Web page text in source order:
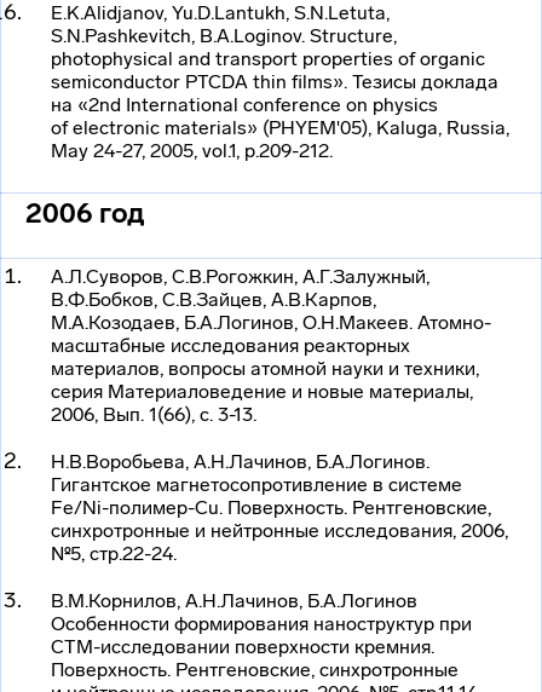
E.K.Alidjanov, Yu.D.Lantukh, S.N.Letuta,
S.N.Pashkevitch, B.A.Loginov. Structure,
photophysical and transport properties of organic
semiconductor PTCDA thin films». Тезисы доклада
на «2nd International conference on physics
of electronic materials» (PHYEM'05), Kaluga, Russia,
May 24-27, 2005, vol.1, р.209-212.
2006 год
А.Л.Суворов, С.В.Рогожкин, А.Г.Залужный,
В.Ф.Бобков, С.В.Зайцев, А.В.Карпов,
М.А.Козодаев, Б.А.Логинов, О.Н.Макеев. Атомно-
масштабные исследования реакторных
материалов, вопросы атомной науки и техники,
серия Материаловедение и новые материалы,
2006, Вып. 1(66), с. 3-13.
Н.В.Воробьева, А.Н.Лачинов, Б.А.Логинов.
Гигантское магнетосопротивление в системе
Fe/Ni-полимер-Cu. Поверхность. Рентгеновские,
синхротронные и нейтронные исследования, 2006,
№5, стр.22-24.
В.М.Корнилов, А.Н.Лачинов, Б.А.Логинов
Особенности формирования наноструктур при
СТМ-исследовании поверхности кремния.
Поверхность. Рентгеновские, синхротронные